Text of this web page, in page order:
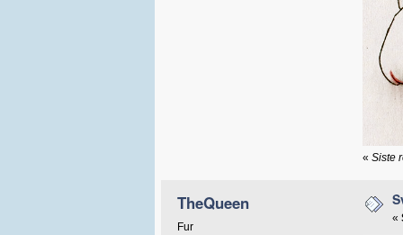
« Siste
TheQueen
Fur
«